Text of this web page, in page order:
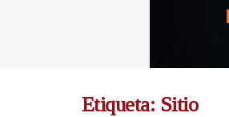
Etiqueta: Sitio